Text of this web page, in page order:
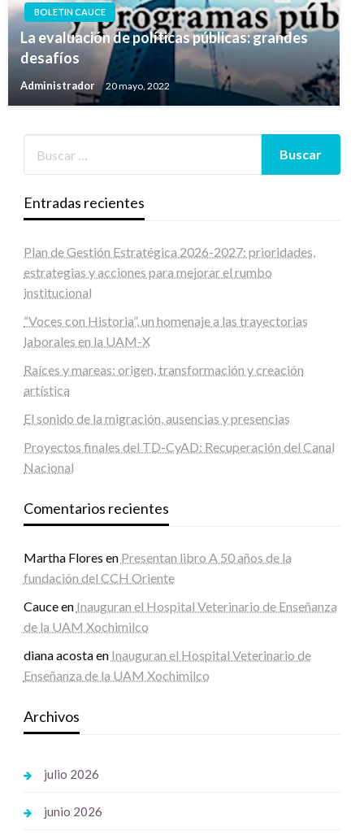
BOLETIN CAUCE
La evaluación de políticas públicas: grandes
desafíos
Administrador 20 mayo, 2022
Entradas recientes
Plan de Gestión Estratégica 2026-2027: prioridades,
estrategias y acciones para mejorar el rumbo
institucional
“Voces con Historia”, un homenaje a las trayectorias
laborales en la UAM-X
Raíces y mareas: origen, transformación y creación
artística
El sonido de la migración, ausencias y presencias
Proyectos finales del TD-CyAD: Recuperación del Canal
Nacional
Comentarios recientes
Martha Flores en Presentan libro A 50 años de la
fundación del CCH Oriente
Cauceen Inauguran el Hospital Veterinario de Enseñanza
de la UAM Xochimilco
diana acostaen Inauguran el Hospital Veterinario de
Enseñanza de la UAM Xochimilco
Archivos
julio 2026
junio 2026